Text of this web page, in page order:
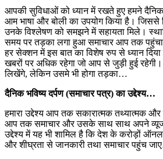
आपकी सुविधाओं को ध्यान में रखते हुए हमने दैनिक
आम भाषा और बोली का उपयोग किया है।
उनके विश्लेषण को समझने में सहायता मिले।
समय पर तड़का लगा हुआ समाचार आप तक
हर सेक्शन में इस बात का विशेष रुप से ध्यान
खबरों पर अधिक रहेगा जो आप से जुड़ी हुई
लिखेंगे, लेकिन उसमे भी होगा तड़का…
दैनिक भविष्य दर्पण (समाचार पत्र) का उद्देश्य…
हमारा उद्देश्य आप तक सकारात्मक तथ्यात्मक
आप तक समाचार और उसके साथ साथ अपने व्यूज
उद्देश्य में यह भी शामिल है कि देश के करोड़ों
और शीघ्रता से जानकारी तथा समाचार पहुंच